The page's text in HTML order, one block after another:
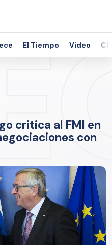
El Tiempo Video
critica al FMI en
con